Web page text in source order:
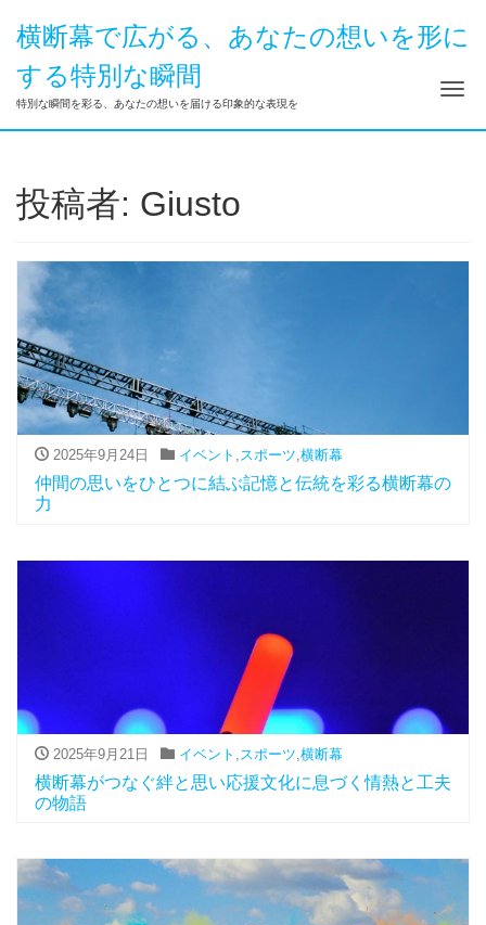
横断幕で広がる、あなたの想いを形に
する特別な瞬間
特別な瞬間を彩る、あなたの想いを届ける印象的な表現を ナ
投稿者: Giusto
2025年9月24日 イベント ,スポーツ,横断幕
仲間の思いをひとつに結ぶ記憶と伝統を彩る横断幕の
力
2025年9月21日 イベント スポーツ 横断幕
横断幕がつなぐ絆と思い応援文化に息づく情熱と工夫
の物語